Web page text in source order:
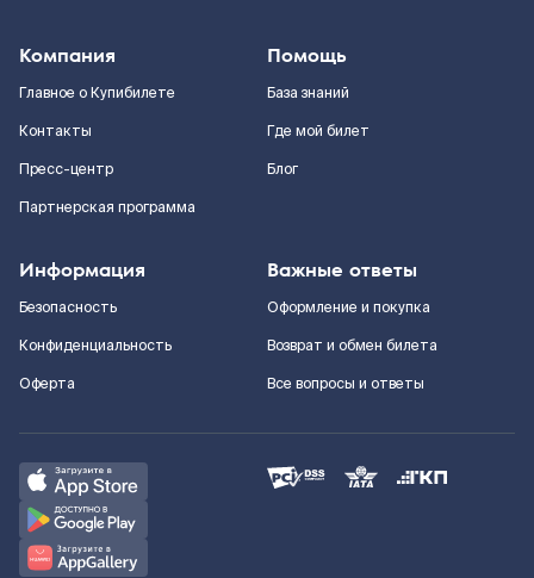
Компания
Главное о Купибилете
Контакты
Пресс-центр
Партнерская программа
Помощь
База знаний
Где мой билет
Блог
Информация
Безопасность
Конфиденциальность
Оферта
Важные ответы
Оформление и покупка
Возврат и обмен билета
Все вопросы и ответы